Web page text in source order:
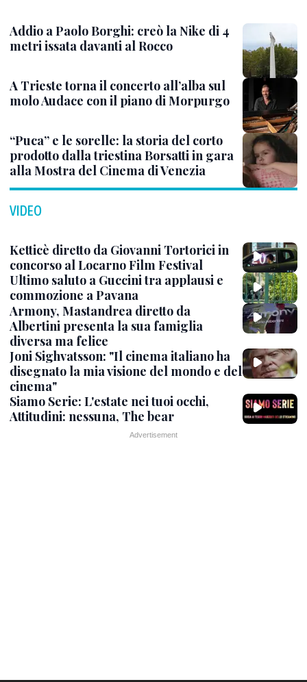
Addio a Paolo Borghi: creò la Nike di 4
metri issata davanti al Rocco
A Trieste torna il concerto all’alba sul
molo Audace con il piano di Morpurgo
“Puca” e le sorelle: la storia del corto
prodotto dalla triestina Borsatti in gara
alla Mostra del Cinema di Venezia
VIDEO
Ketticè diretto da Giovanni Tortorici in
concorso al Locarno Film Festival
Ultimo saluto a Guccini tra applausi e
commozione a Pavana
Armony, Mastandrea diretto da
Albertini presenta la sua famiglia
diversa ma felice
Joni Sighvatsson: "Il cinema italiano ha
disegnato la mia visione del mondo e del
cinema"
Siamo Serie: L'estate nei tuoi occhi,
Attitudini: nessuna, The bear